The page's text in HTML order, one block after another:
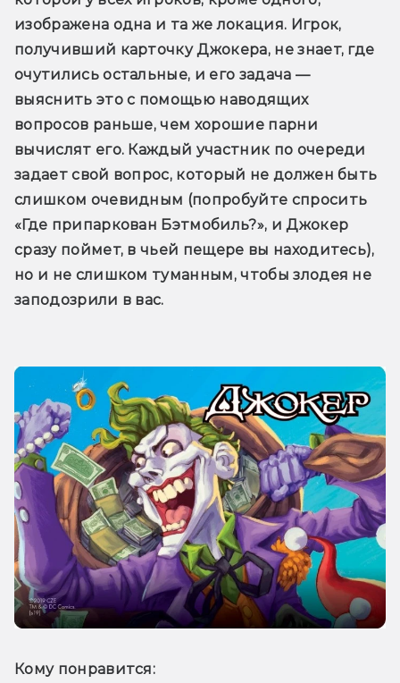
изображена одна и та же локация. Игрок,
получивший карточку Джокера, не знает, где
очутились остальные, и его задача —
выяснить это с помощью наводящих
вопросов раньше, чем хорошие парни
вычислят его. Каждый участник по очереди
задает свой вопрос, который не должен быть
слишком очевидным (попробуйте спросить
«Где припаркован Бэтмобиль?», и Джокер
сразу поймет, в чьей пещере вы находитесь),
но и не слишком туманным, чтобы злодея не
заподозрили в вас.
Кому понравится: